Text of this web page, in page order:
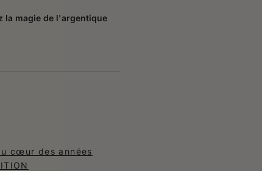
la magie de l'argentique
cœur des années